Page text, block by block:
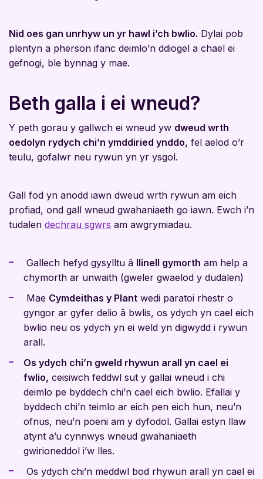
Nid oes gan unrhyw un yr hawl i’ch bwlio. Dylai pob
plentyn a pherson ifanc deimlo’n ddiogel a chael ei
gefnogi, ble bynnag y mae.
Beth galla i ei wneud?
Y peth gorau y gallwch ei wneud yw dweud wrth
oedolyn rydych chi’n ymddiried ynddo, fel aelod o’r
teulu, gofalwr neu rywun yn yr ysgol.
Gall fod yn anodd iawn dweud wrth rywun am eich
profiad, ond gall wneud gwahaniaeth go iawn. Ewch i’n
tudalen dechrau sgwrs am awgrymiadau.
Gallech hefyd gysylltu â llinell gymorth am help a
chymorth ar unwaith (gweler gwaelod y dudalen)
Mae Cymdeithas y Plant wedi paratoi rhestr o
gyngor ar gyfer delio â bwlis, os ydych yn cael eich
bwlio neu os ydych yn ei weld yn digwydd i rywun
arall.
Os ydych chi’n gweld rhywun arall yn cael ei
fwlio, ceisiwch feddwl sut y gallai wneud i chi
deimlo pe byddech chi’n cael eich bwlio. Efallai y
byddech chi’n teimlo ar eich pen eich hun, neu’n
ofnus, neu’n poeni am y dyfodol. Gallai estyn llaw
atynt a’u cynnwys wneud gwahaniaeth
gwirioneddol i’w lles.
Os ydych chi’n meddwl bod rhywun arall yn cael ei